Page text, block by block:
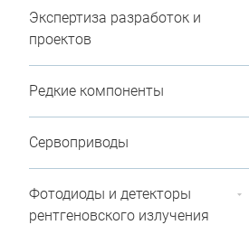
Экспертиза разработок и
проектов
Редкие компоненты
Сервоприводы
Фотодиоды и детекторы
рентгеновского излучения